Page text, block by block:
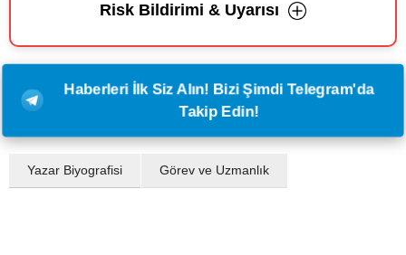
Risk Bildirimi & Uyarısı
Haberleri İlk Siz Alın! Bizi Şimdi Telegram'da
Takip Edin!
Yazar Biyografisi Görev ve Uzmanlık